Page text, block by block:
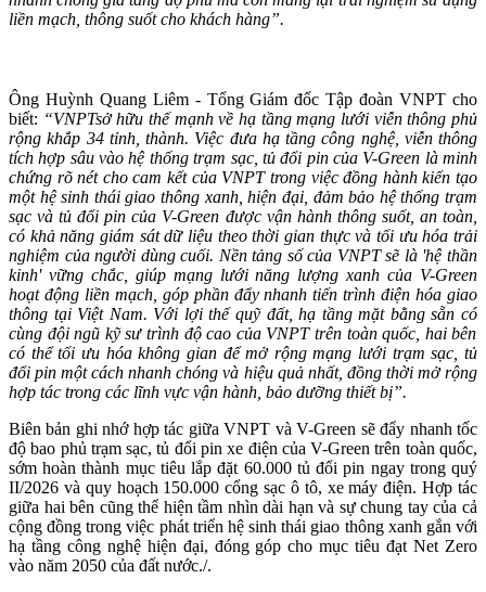
liền mạch, thông suốtcho khách hàng”.
Ông Huỳnh Quang Liêm - Tổng Giám đốc Tập đoàn VNPT cho
biết: “VNPTsở hữu thế mạnh về hạ tầng mạng lưới viễn thông phủ
rộng khắp 34 tỉnh, thành. Việc đưa hạ tầng công nghệ, viễn thông
tích hợp sâu vào hệ thống trạm sạc, tủ đổi pin của V-Green là minh
chứng rõ nét cho cam kết của VNPT trong việc đồng hành kiến tạo
một hệ sinh thái giao thông xanh, hiện đại, đảm bảo hệ thống trạm
sạc và tủ đổi pin của V-Green được vận hành thông suốt, an toàn,
có khả năng giám sát dữ liệu theo thời gian thực và tối ưu hóa trải
nghiệm của người dùng cuối. Nền tảng số của VNPT sẽ là 'hệ thần
kinh' vững chắc, giúp mạng lưới năng lượng xanh của V-Green
hoạt động liền mạch, góp phần đẩy nhanh tiến trình điện hóa giao
thông tại Việt Nam. Với lợi thế quỹ đất,hạ tầng mặt bằng sẵn có
cùng đội ngũ kỹ sư trình độ cao của VNPT trên toàn quốc, hai bên
có thể tối ưu hóa không gian để mở rộng mạng lưới trạm sạc , tủ
đổi pin một cách nhanh chóng và hiệu quả nhất, đồng thời mở rộng
hợp tác trong các lĩnh vực vận hành, bảo dưỡng thiết bị”.
Biên bản ghi nhớ hợp tác giữa VNPT và V-Green sẽ đẩy nhanh tốc
độ bao phủ trạm sạc, tủ đổi pin xe điện của V-Green trên toàn quốc,
sớm hoàn thành mục tiêu lắp đặt 60.000 tủ đổi pin ngay trong quý
II/2026 và quy hoạch 150.000 cổng sạc ô tô, xe máy điện. Hợp tác
giữa hai bên cũng thể hiện tầm nhìn dài hạn và sự chung tay của cả
cộng đồng trong việc phát triển hệ sinh thái giao thông xanh gắn với
hạ tầng công nghệ hiện đại, đóng góp cho mục tiêu đạt Net Zero
vào năm 2050 của đất nước./.